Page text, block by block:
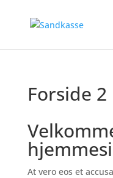
Forside 2
At vero eos et